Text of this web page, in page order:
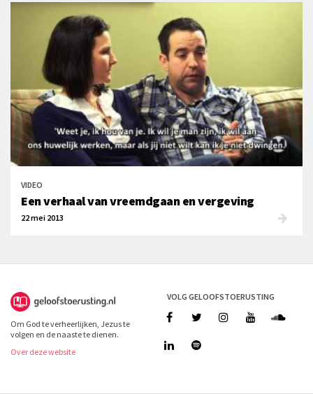
VIDEO
Een verhaal van vreemdgaan en vergeving
22 mei 2013
Om God te verheerlijken, Jezus te
volgen en de naaste te dienen.
Over deze website
VOLG GELOOFSTOERUSTING